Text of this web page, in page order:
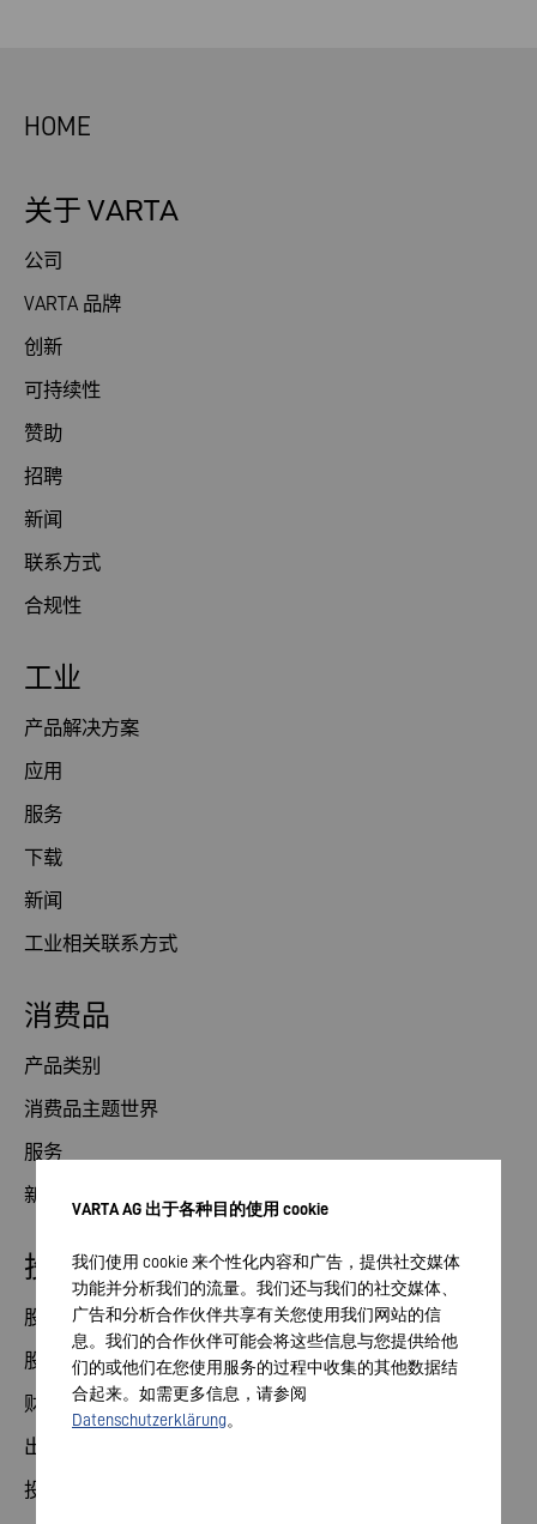
HOME
关于 VARTA
公司
VARTA 品牌
创新
可持续性
赞助
招聘
新闻
联系方式
合规性
消费品
产品类别
消费品主题世界
服务
新闻
工业
产品解决方案
应用
服务
下载
新闻
工业相关联系方式
投资者关系部
股票
股东大会
财务日历
出版物
投资者联系方式
VARTA AG 出于各种目的使用 cookie
我们使用 cookie 来个性化内容和广告，提供社交媒体
功能并分析我们的流量。我们还与我们的社交媒体、
广告和分析合作伙伴共享有关您使用我们网站的信
息。我们的合作伙伴可能会将这些信息与您提供给他
们的或他们在您使用服务的过程中收集的其他数据结
合起来。如需更多信息，请参阅
Datenschutzerklärung。